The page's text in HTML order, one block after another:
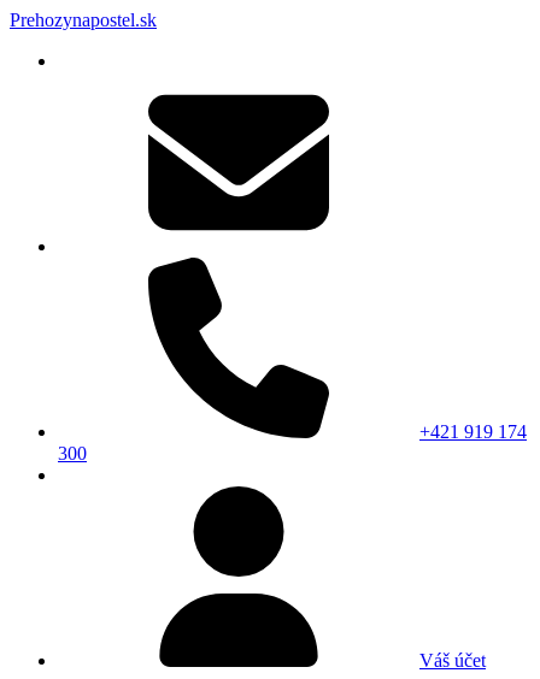
Prehozynapostel.sk
+421 919 174
300
Váš účet